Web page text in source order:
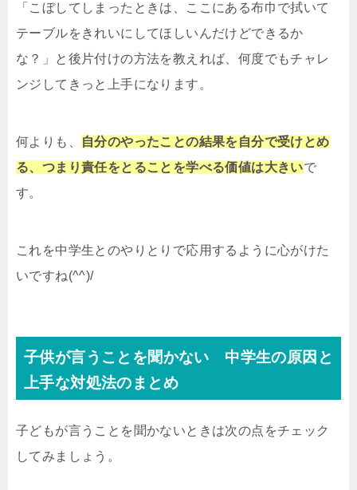
「こぼしてしまったときは、ここにある布巾で拭いて
テーブルをきれいにしてほしいんだけどできるか
な？」と後片付けの方法を教えれば、何度でもチャレ
ンジしてきっと上手になります。
何よりも、
自分のやったことの結果を自分で受けとめ
る、つまり責任をとることを学べる価値は大きいで
す。
これを中学生とのやりとりで応用するように心がけた
いですね(^^)/
子供が言うことを聞かない 中学生の原因と
上手な対処法のまとめ
子どもが言うことを聞かないときは次の点をチェック
してみましょう。